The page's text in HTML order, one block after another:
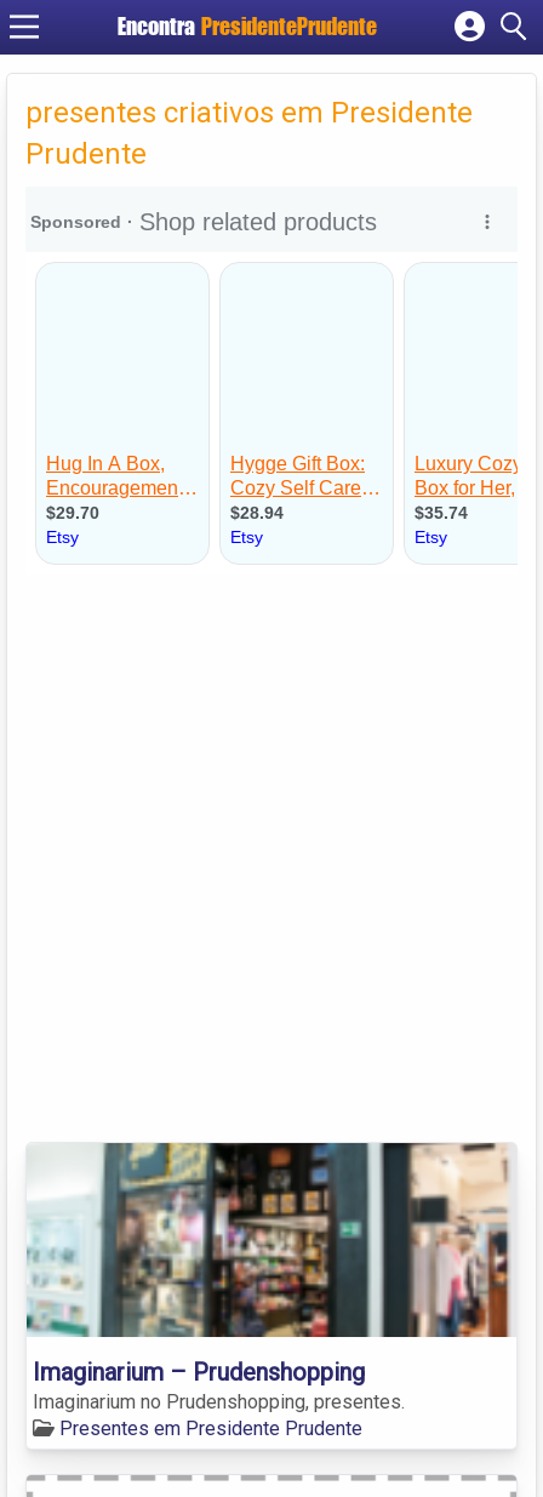
Encontra PresidentePrudente
Cadastrar empresa
Criar conta
presentes criativos em Presidente
Prudente
Imaginarium – Prudenshopping
Imaginarium no Prudenshopping, presentes.
Presentes em Presidente Prudente